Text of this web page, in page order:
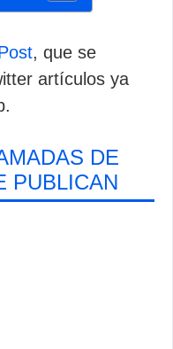
, que se
artículos ya
DE
PUBLICAN